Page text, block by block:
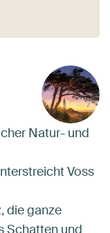
Natur- und
Voss
die ganze
Schatten und